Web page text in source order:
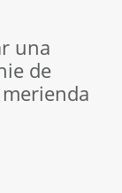
una
de